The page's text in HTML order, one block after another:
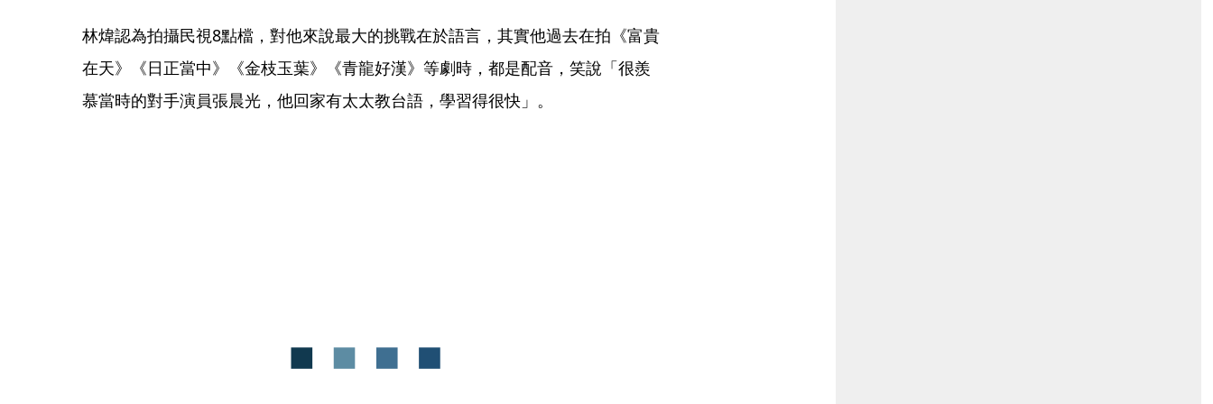
林煒認為拍攝民視8點檔，對他來說最大的挑戰在於語言，其實他過去在拍《富貴
在天》《日正當中》《金枝玉葉》《青龍好漢》等劇時，都是配音，笑說「很羨
慕當時的對手演員張晨光，他回家有太太教台語，學習得很快」。